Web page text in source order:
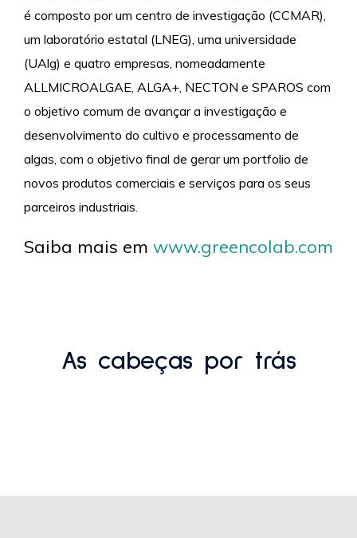
é composto por um centro de investigação (CCMAR),
um laboratório estatal (LNEG), uma universidade
(UAlg) e quatro empresas, nomeadamente
ALLMICROALGAE, ALGA+, NECTON e SPAROS com
o objetivo comum de avançar a investigação e
desenvolvimento do cultivo e processamento de
algas, com o objetivo final de gerar um portfolio de
novos produtos comerciais e serviços para os seus
parceiros industriais.
Saiba mais em www.greencolab.com
As cabeças por trás